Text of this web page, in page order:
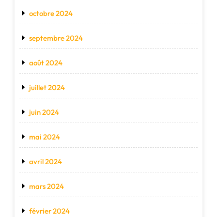
octobre 2024
septembre 2024
août 2024
juillet 2024
juin 2024
mai 2024
avril 2024
mars 2024
février 2024